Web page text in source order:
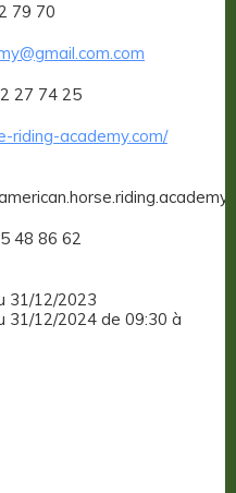
79 70
27 74 25
riding-academy.com/
48 86 62
31/12/2023
31/12/2024 de 09:30 à